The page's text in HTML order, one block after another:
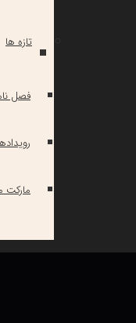
تازه ها
فصل
مارکت